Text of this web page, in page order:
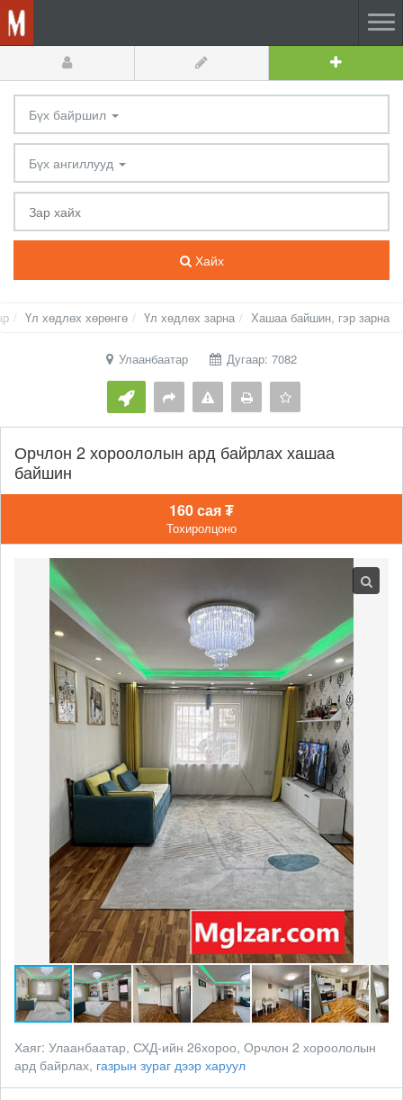
Бүх байршил
Бүх ангиллууд
Хайх
Үл хөдлөх хөрөнгө Үл хөдлөх зарна Хашаа байшин, гэр зарна
Улаанбаатар Дугаар: 7082
Орчлон 2 хороололын ард байрлах хашаа
байшин
160 сая ₮
Тохиролцоно
Хаяг: Улаанбаатар, СХД-ийн 26хороо, Орчлон 2 хороололын
ард байрлах, газрын зураг дээр харуул